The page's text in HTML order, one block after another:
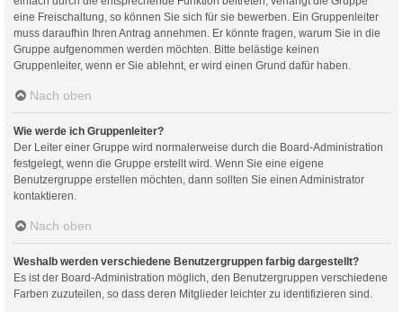
eine Freischaltung, so können Sie sich für sie bewerben. Ein Gruppenleiter
muss daraufhin Ihren Antrag annehmen. Er könnte fragen, warum Sie in die
Gruppe aufgenommen werden möchten. Bitte belästige keinen
Gruppenleiter, wenn er Sie ablehnt, er wird einen Grund dafür haben.
Nach oben
Wie werde ich Gruppenleiter?
Der Leiter einer Gruppe wird normalerweise durch die Board-Administration
festgelegt, wenn die Gruppe erstellt wird. Wenn Sie eine eigene
Benutzergruppe erstellen möchten, dann sollten Sie einen Administrator
kontaktieren.
Nach oben
Weshalb werden verschiedene Benutzergruppen farbig dargestellt?
Es ist der Board-Administration möglich, den Benutzergruppen verschiedene
Farben zuzuteilen, so dass deren Mitglieder leichter zu identifizieren sind.